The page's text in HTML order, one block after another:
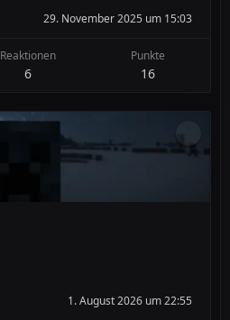
29. November 2025 um 15:03
Reaktionen
6
Punkte
16
1. August 2026 um 22:55